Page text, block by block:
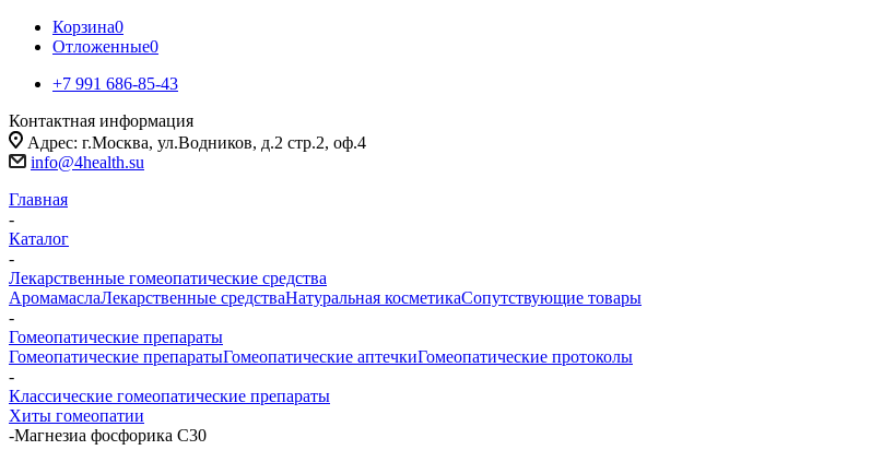
Корзина0
Отложенные0
+7 991 686-85-43
Контактная информация
Адрес: г.Москва, ул.Водников, д.2 стр.2, оф.4
info@4health.su
Главная
-
Каталог
-
Лекарственные гомеопатические средства
АромамаслаЛекарственные средстваНатуральная косметикаСопутствующие товары
-
Гомеопатические препараты
Гомеопатические препаратыГомеопатические аптечкиГомеопатические протоколы
-
Классические гомеопатические препараты
Хиты гомеопатии
-Магнезиа фосфорика С30